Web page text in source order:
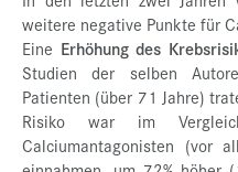
weitere negative Punkte für
Eine Erhöhung des
Studien der selben
Patienten (über 71 Jahre)
Risiko war im
Calciumantagonisten (vor